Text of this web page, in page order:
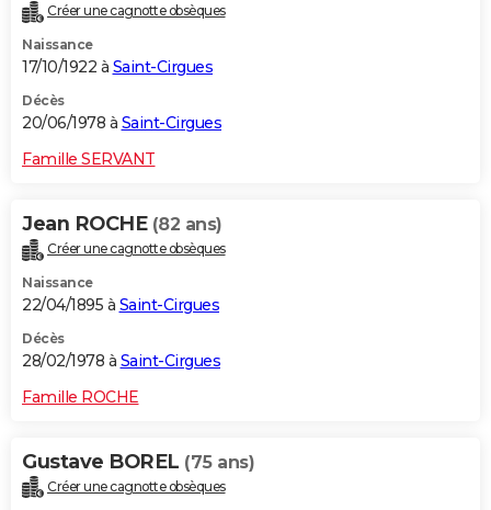
Créer une cagnotte obsèques
Naissance
17/10/1922 à Saint-Cirgues
Décès
20/06/1978 à Saint-Cirgues
Famille SERVANT
Jean ROCHE (82 ans)
Créer une cagnotte obsèques
Naissance
22/04/1895 à Saint-Cirgues
Décès
28/02/1978 à Saint-Cirgues
Famille ROCHE
Gustave BOREL (75 ans)
Créer une cagnotte obsèques